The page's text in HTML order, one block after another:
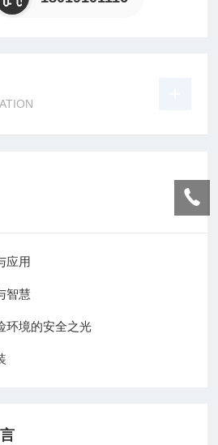
电压输入，恒功率输出，具有分流、
应用
智慧
环境的安全之光